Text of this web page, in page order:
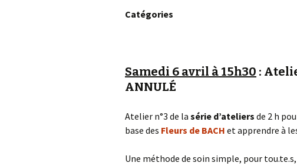
Catégories
Samedi 6 avril à 15h30 :
ANNULÉ
Atelier n°3 de la série d’ateliers de 2 h
base des Fleurs de BACH et apprendre à
Une méthode de soin simple, pour tou.te.s,